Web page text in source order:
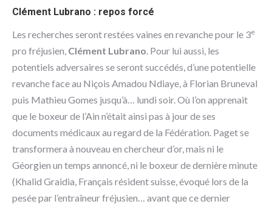
Clément Lubrano : repos forcé
Les recherches seront restées vaines en revanche pour le 3e
pro fréjusien, Clément Lubrano. Pour lui aussi, les
potentiels adversaires se seront succédés, d’une potentielle
revanche face au Niçois Amadou Ndiaye, à Florian Bruneval
puis Mathieu Gomes jusqu’à… lundi soir. Où l’on apprenait
que le boxeur de l’Ain n’était ainsi pas à jour de ses
documents médicaux au regard de la Fédération. Paget se
transformera à nouveau en chercheur d’or, mais ni le
Géorgien un temps annoncé, ni le boxeur de dernière minute
(Khalid Graidia, Français résident suisse, évoqué lors de la
pesée par l’entraîneur fréjusien… avant que ce dernier